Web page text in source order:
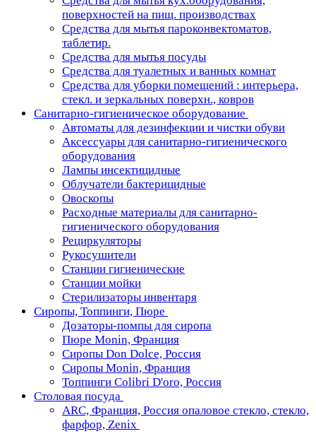
поверхностей на пищ. производствах
Средства для мытья пароконвектоматов,
таблетир.
Средства для мытья посуды
Средства для туалетных и ванных комнат
Средства для уборки помещений : интерьера,
стекл. и зеркальных поверхн., ковров
Санитарно-гигиеническое оборудование
Автоматы для дезинфекции и чистки обуви
Аксессуары для санитарно-гигиенического
оборудования
Лампы инсектицидные
Облучатели бактерицидные
Овоскопы
Расходные материалы для санитарно-
гигиенического оборудования
Рециркуляторы
Рукосушители
Станции гигиенические
Станции мойки
Стерилизаторы инвентаря
Сиропы, Топпинги, Пюре
Дозаторы-помпы для сиропа
Пюре Monin, Франция
Сиропы Don Dolce, Россия
Сиропы Monin, Франция
Топпинги Colibri D'oro, Россия
Столовая посуда
ARC, Франция, Россия опаловое стекло, стекло,
фарфор, Zenix